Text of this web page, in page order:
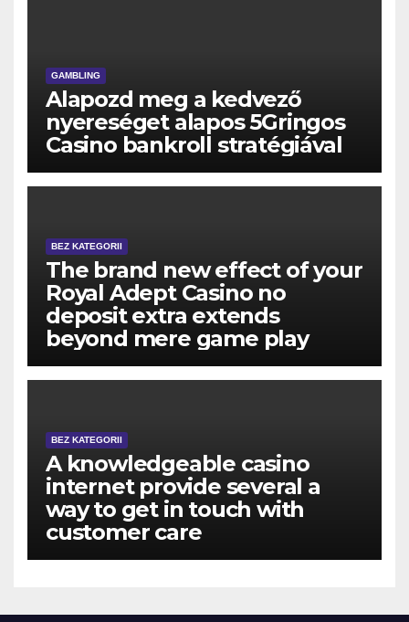
GAMBLING
Alapozd meg a kedvező
nyereséget alapos 5Gringos
Casino bankroll stratégiával
BEZ KATEGORII
The brand new effect of your
Royal Adept Casino no
deposit extra extends
beyond mere game play
BEZ KATEGORII
A knowledgeable casino
internet provide several a
way to get in touch with
customer care